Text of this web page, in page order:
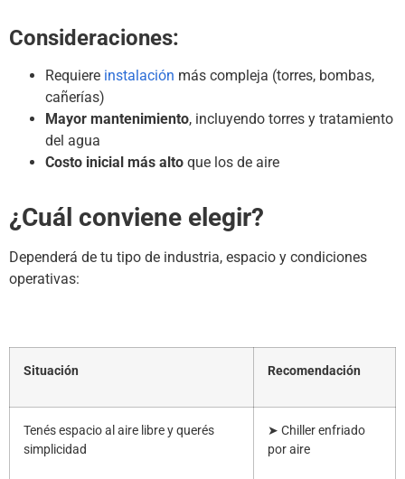
Consideraciones:
Requiere instalación más compleja (torres, bombas,
cañerías)
Mayor mantenimiento, incluyendo torres y tratamiento
del agua
Costo inicial más alto que los de aire
¿Cuál conviene elegir?
Dependerá de tu tipo de industria, espacio y condiciones
operativas:
Situación Recomendación
Tenés espacio al aire libre y querés
simplicidad
➤ Chiller enfriado
por aire